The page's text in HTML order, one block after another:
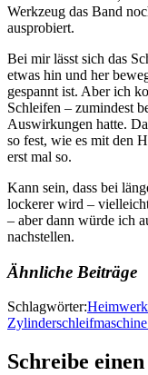
Werkzeug das Band
ausprobiert.
Bei mir lässt sich das
etwas hin und her
gespannt ist. Aber ich
Schleifen – zumindest
Auswirkungen hatte.
so fest, wie es mit den
erst mal so.
Kann sein, dass bei
lockerer wird –
– aber dann würde ich
nachstellen.
Ähnliche Beiträge
Schlagwörter:
Zylinderschleifmaschine
Schreibe